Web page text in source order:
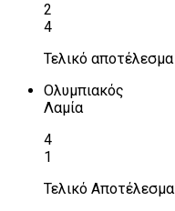
2
4
Τελικό αποτέλεσμα
Ολυμπιακός
Λαμία
4
1
Τελικό Αποτέλεσμα